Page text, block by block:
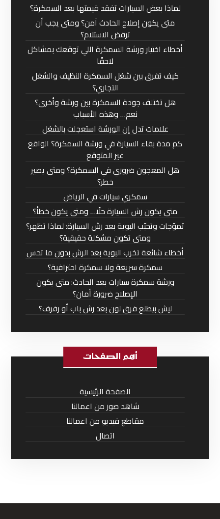
لماذا بعض السيارات تفقد قيمتها بعد السمكرة؟
متى يكون إصلاح الحادث آمن؟ ومتى يجب أن
ترفض الاستلام؟
أخطاء اختيار ورشة السمكرة اللي توقعك بمشاكل
لاحقًا
كيف تفرق بين شغل السمكرة النظيف والشغل
التجاري؟
هل تختلف جودة السمكرة بين ورشة وأخرى؟
نعم… وهذه الأسباب
علامات تدل إن الورشة استعجلت بالشغل
كم مدة بقاء السيارة في ورشة السمكرة؟ الواقع
غير المتوقع
هل المعجون ضروري في السمكرة؟ ومتى يصير
خطر؟
سمكري سيارات في الرياض
متى يكون رش السيارة حلًا… ومتى يكون خطأ؟
تموّجات وتحبّب البوية بعد رش السيارة: لماذا تظهر؟
ومتى تكون مشكلة حقيقية؟
أخطاء شائعة تخرب البوية بعد الرش بدون ما تحس
سمكرة سريعة ولا سمكرة احترافية؟
ورشة سمكرة سيارات بعد الحادث: متى يكون
الإصلاح ضرورة أمان؟
ليش بيطلع فرق لون بعد رش باب أو رفرف؟
أهم الصفحات
الصفحة الرئيسية
شاهد صور من اعمالنا
مقاطع فيديو من اعمالنا
اتصال